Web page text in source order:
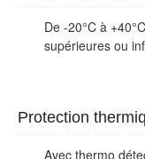
De -20°C à
supérieures ou
Protection
Avec thermo